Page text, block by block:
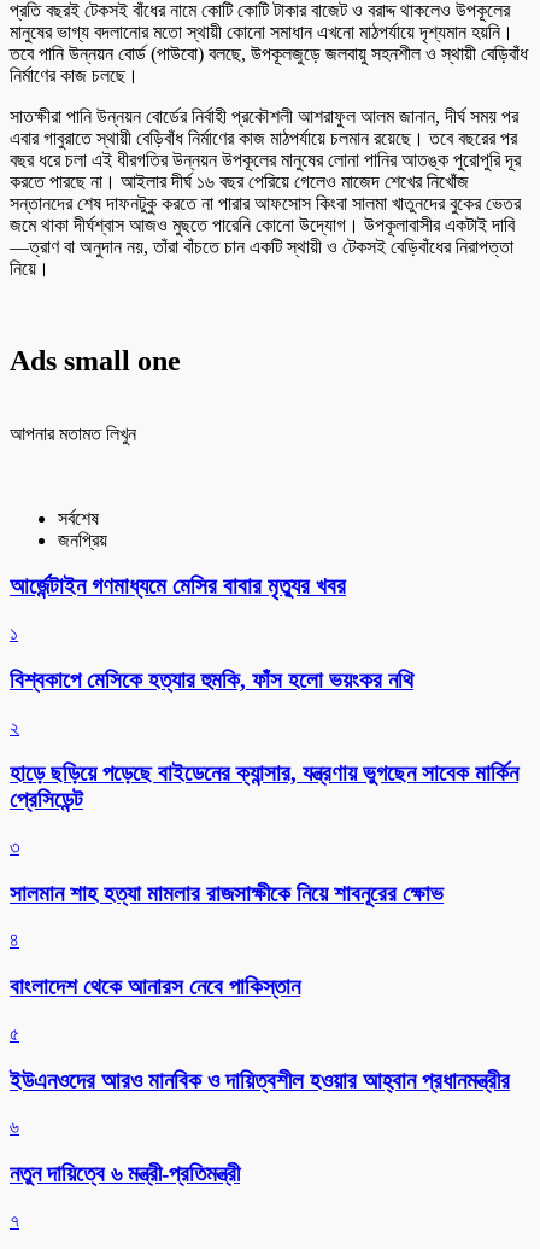
প্রতি বছরই টেকসই বাঁধের নামে কোটি কোটি টাকার বাজেট ও বরাদ্দ থাকলেও উপকূলের
মানুষের ভাগ্য বদলানোর মতো স্থায়ী কোনো সমাধান এখনো মাঠপর্যায়ে দৃশ্যমান হয়নি।
তবে পানি উন্নয়ন বোর্ড (পাউবো) বলছে, উপকূলজুড়ে জলবায়ু সহনশীল ও স্থায়ী বেড়িবাঁধ
নির্মাণের কাজ চলছে।
সাতক্ষীরা পানি উন্নয়ন বোর্ডের নির্বাহী প্রকৌশলী আশরাফুল আলম জানান, দীর্ঘ সময় পর
এবার গাবুরাতে স্থায়ী বেড়িবাঁধ নির্মাণের কাজ মাঠপর্যায়ে চলমান রয়েছে। তবে বছরের পর
বছর ধরে চলা এই ধীরগতির উন্নয়ন উপকূলের মানুষের লোনা পানির আতঙ্ক পুরোপুরি দূর
করতে পারছে না। আইলার দীর্ঘ ১৬ বছর পেরিয়ে গেলেও মাজেদ শেখের নিখোঁজ
সন্তানদের শেষ দাফনটুকু করতে না পারার আফসোস কিংবা সালমা খাতুনদের বুকের ভেতর
জমে থাকা দীর্ঘশ্বাস আজও মুছতে পারেনি কোনো উদ্যোগ। উপকূলাবাসীর একটাই দাবি
—ত্রাণ বা অনুদান নয়, তাঁরা বাঁচতে চান একটি স্থায়ী ও টেকসই বেড়িবাঁধের নিরাপত্তা
নিয়ে।
Ads small one
আপনার মতামত লিখুন
সর্বশেষ
জনপ্রিয়
আর্জেন্টাইন গণমাধ্যমে মেসির বাবার মৃত্যুর খবর
১
বিশ্বকাপে মেসিকে হত্যার হুমকি, ফাঁস হলো ভয়ংকর নথি
২
হাড়ে ছড়িয়ে পড়েছে বাইডেনের ক্যান্সার, যন্ত্রণায় ভুগছেন সাবেক মার্কিন
প্রেসিডেন্ট
৩
সালমান শাহ হত্যা মামলার রাজসাক্ষীকে নিয়ে শাবনূরের ক্ষোভ
৪
বাংলাদেশ থেকে আনারস নেবে পাকিস্তান
৫
ইউএনওদের আরও মানবিক ও দায়িত্বশীল হওয়ার আহ্বান প্রধানমন্ত্রীর
৬
নতুন দায়িত্বে ৬ মন্ত্রী-প্রতিমন্ত্রী
৭